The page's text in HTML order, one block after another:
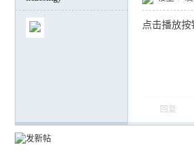
点击播放
回复